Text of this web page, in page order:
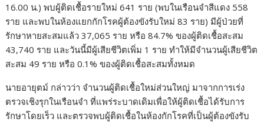
16.00 น.) พบผู้ติดเชื้อรายใหม่ 641 ราย (พบในเรือนจำสีแดง 558
ราย และพบในห้องแยกกักโรคผู้ต้องขังรับใหม่ 83 ราย) มีผู้ป่วยที่
รักษาหายสะสมแล้ว 37,065 ราย หรือ 84.7% ของผู้ติดเชื้อสะสม
43,740 ราย และวันนี้มีผู้เสียชีวิตเพิ่ม 1 ราย ทำให้มีจำนวนผู้เสียชีวิต
สะสม 49 ราย หรือ 0.1% ของผู้ติดเชื้อสะสมทั้งหมด
นายอายุตม์ กล่าวว่า จำนวนผู้ติดเชื้อใหม่ส่วนใหญ่ มาจากการเร่ง
ตรวจเชิงรุกในเรือนจำ ที่แพร่ระบาดเดิมเพื่อให้ผู้ติดเชื้อได้รับการ
รักษาโดยเร็ว และตรวจพบผู้ติดเชื้อในห้องกักโรคที่เป็นผู้ต้องขังรับ